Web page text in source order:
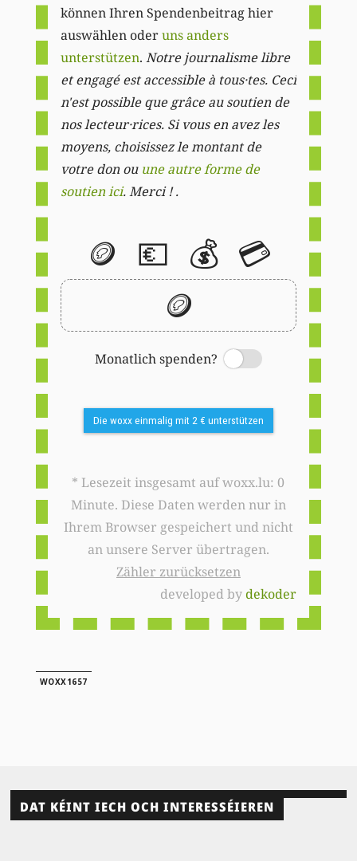
können Ihren Spendenbeitrag hier
auswählen oderuns anders
unterstützen. Notre journalisme libre
et engagé est accessible à tous·tes. Ceci
n'est possible que grâce au soutien de
nos lecteur·rices. Si vous en avez les
moyens, choisissez le montant de
votre don ou une autre forme de
soutien ici. Merci ! .
🪙 💶 💰 💳
🪙
Monatlich spenden?
Switch
Die woxx einmalig mit 2 € unterstützen
* Lesezeit insgesamt auf woxx.lu: 0
Minute. Diese Daten werden nur in
Ihrem Browser gespeichert und nicht
an unsere Server übertragen.
Zähler zurücksetzen
developed bydekoder
WOXX1657
DAT KÉINT IECH OCH INTERESSÉIEREN